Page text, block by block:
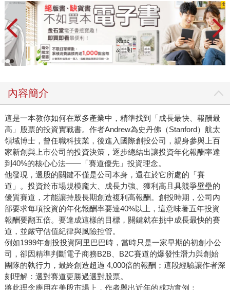
內容簡介
這是一本教你如何在眾多產業中，精準找到「成長最快、報酬最
高」股票的投資實戰書。作者Andrew為史丹佛（Stanford）航太
領域博士，曾任職科技業，後進入國際創投公司，親身參與上百
家新創與上市公司的投資決策，逐步總結出讓投資年化報酬率達
到40%的核心心法——「賽道優先」投資理念。
他發現，選股的關鍵不僅是公司本身，還在於它所處的「賽
道」。投資於市場規模龐大、成長力強、獲利高且具競爭壁壘的
優質賽道，才能讓持股長期創造複利高報酬。創投時期，公司內
部要求每項投資的年化報酬率要達40%以上，這意味著五年投資
報酬要翻五倍。要達成這樣的目標，關鍵就在挑中成長最快的賽
道，並嚴守估值紀律與風險控管。
例如1999年創投投資阿里巴巴時，當時只是一家早期的初創小公
司，卻因精準判斷電子商務B2B、B2C賽道的爆發性潛力與創始
團隊的執行力，最終創造超過 4,000倍的報酬；這段經驗讓作者深
刻理解：選對賽道更勝過選對股票。
將此理念應用在美股市場上，作者舉出近年的成功實例：